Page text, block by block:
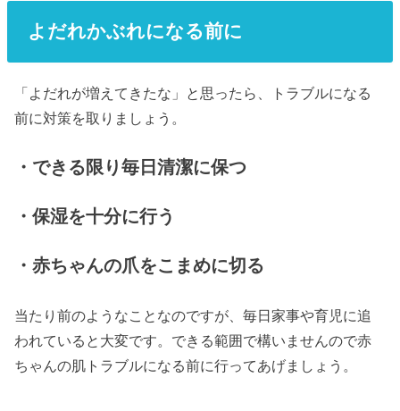
よだれかぶれになる前に
「よだれが増えてきたな」と思ったら、トラブルになる
前に対策を取りましょう。
・できる限り毎日清潔に保つ
・保湿を十分に行う
・赤ちゃんの爪をこまめに切る
当たり前のようなことなのですが、毎日家事や育児に追
われていると大変です。できる範囲で構いませんので赤
ちゃんの肌トラブルになる前に行ってあげましょう。